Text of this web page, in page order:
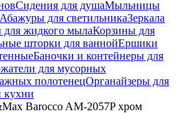
Сидения для душаМыльницы
Абажуры для светильникаЗеркала
для жидкого мылаКорзины для
шторки для ваннойЕршики
Баночки и контейнеры для
для мусорных
полотенецОрганайзеры для
кухни
Barocco AM-2057P хром